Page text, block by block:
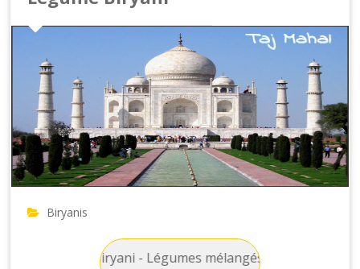
Biryanis
Biryani - Légumes mélangés avec du riz, des